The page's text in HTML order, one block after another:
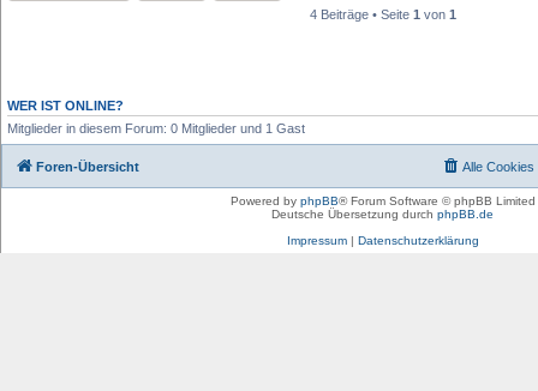
4 Beiträge • Seite 1 von 1
WER IST ONLINE?
Mitglieder in diesem Forum: 0 Mitglieder und 1 Gast
Foren-Übersicht Alle Cookies
Powered by phpBB® Forum Software © phpBB Limited
Deutsche Übersetzung durch phpBB.de
Impressum| Datenschutzerklärung